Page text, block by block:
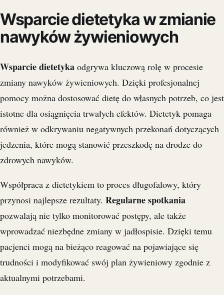
Wsparcie dietetyka w zmianie
nawyków żywieniowych
Wsparcie dietetyka odgrywa kluczową rolę w procesie
zmiany nawyków żywieniowych. Dzięki profesjonalnej
pomocy można dostosować dietę do własnych potrzeb, co jest
istotne dla osiągnięcia trwałych efektów. Dietetyk pomaga
również w odkrywaniu negatywnych przekonań dotyczących
jedzenia, które mogą stanowić przeszkodę na drodze do
zdrowych nawyków.
Współpraca z dietetykiem to proces długofalowy, który
przynosi najlepsze rezultaty. Regularne spotkania
pozwalają nie tylko monitorować postępy, ale także
wprowadzać niezbędne zmiany w jadłospisie. Dzięki temu
pacjenci mogą na bieżąco reagować na pojawiające się
trudności i modyfikować swój plan żywieniowy zgodnie z
aktualnymi potrzebami.